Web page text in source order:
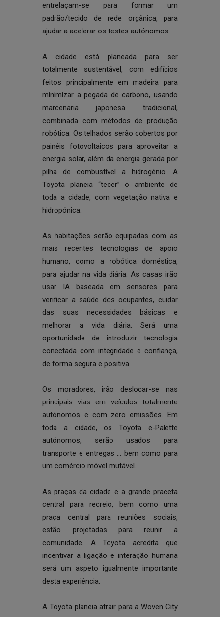
entrelaçam-se para formar um
padrão/tecido de rede orgânica, para
ajudar a acelerar os testes autónomos.
A cidade está planeada para ser
totalmente sustentável, com edifícios
feitos principalmente em madeira para
minimizar a pegada de carbono, usando
marcenaria japonesa tradicional,
combinada com métodos de produção
robótica. Os telhados serão cobertos por
painéis fotovoltaicos para aproveitar a
energia solar, além da energia gerada por
pilha de combustível a hidrogénio. A
Toyota planeia “tecer” o ambiente de
toda a cidade, com vegetação nativa e
hidropónica.
As habitações serão equipadas com as
mais recentes tecnologias de apoio
humano, como a robótica doméstica,
para ajudar na vida diária. As casas irão
usar IA baseada em sensores para
verificar a saúde dos ocupantes, cuidar
das suas necessidades básicas e
melhorar a vida diária. Será uma
oportunidade de introduzir tecnologia
conectada com integridade e confiança,
de forma segura e positiva.
Os moradores, irão deslocar-se nas
principais vias em veículos totalmente
autónomos e com zero emissões. Em
toda a cidade, os Toyota e-Palette
autónomos, serão usados para
transporte e entregas … bem como para
um comércio móvel mutável.
As praças da cidade e a grande praceta
central para recreio, bem como uma
praça central para reuniões sociais,
estão projetadas para reunir a
comunidade. A Toyota acredita que
incentivar a ligação e interação humana
será um aspeto igualmente importante
desta experiência.
A Toyota planeia atrair para a Woven City